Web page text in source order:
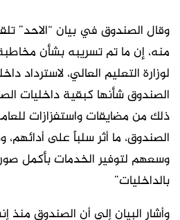
وقال الصندوق في بيان “الاحد”
منه، إن ما تم تسريبه بشأن
لوزارة التعليم العالي، لاسترداد
الصندوق شأنها كبقية داخليات
ذلك من مضايقات واستفزازات
الصندوق، ما أثر سلباً على
وسعهم لتوفير الخدمات بأكمل
بالداخليات”
وأشار البيان إلى أن الصندوق